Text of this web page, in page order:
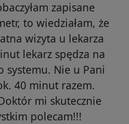
zapisane
to wiedziałam, że
wizyta u lekarza
lekarz spędza na
Nie u Pani
40 minut razem.
mi skutecznie
polecam!!!